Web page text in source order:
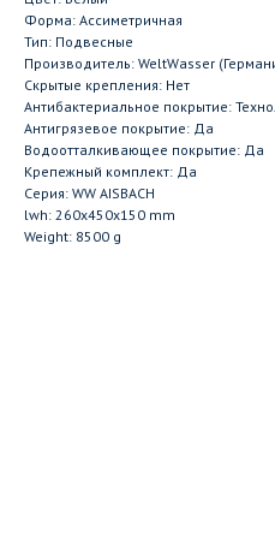
Форма: Ассиметричная
Тип: Подвесные
Производитель: WeltWasser
Скрытые крепления: Нет
Антибактериальное покрытие:
Антигрязевое покрытие: Да
Водоотталкивающее покрытие: Да
Крепежный комплект: Да
Серия: WW AISBACH
lwh: 260x450x150 mm
Weight: 8500 g